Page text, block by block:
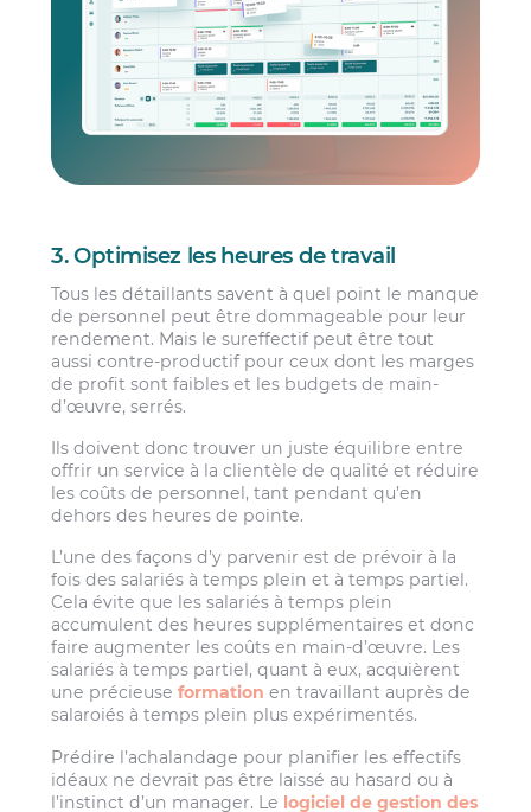
3. Optimisez les heures de travail
Tous les détaillants savent à quel point le manque
de personnel peut être dommageable pour leur
rendement. Mais le sureffectif peut être tout
aussi contre-productif pour ceux dont les marges
de profit sont faibles et les budgets de main-
d’œuvre, serrés.
Ils doivent donc trouver un juste équilibre entre
offrir un service à la clientèle de qualité et réduire
les coûts de personnel, tant pendant qu’en
dehors des heures de pointe.
L’une des façons d’y parvenir est de prévoir à la
fois des salariés à temps plein et à temps partiel.
Cela évite que les salariés à temps plein
accumulent des heures supplémentaires et donc
faire augmenter les coûts en main-d’œuvre. Les
salariés à temps partiel, quant à eux, acquièrent
une précieuseformation en travaillant auprès de
salaroiés à temps plein plus expérimentés.
Prédire l’achalandage pour planifier les effectifs
idéaux ne devrait pas être laissé au hasard ou à
l’instinct d’un manager. Le logiciel de gestion des